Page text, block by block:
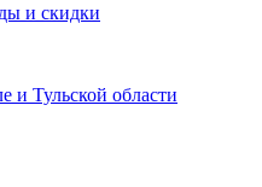
и скидки
и Тульской области